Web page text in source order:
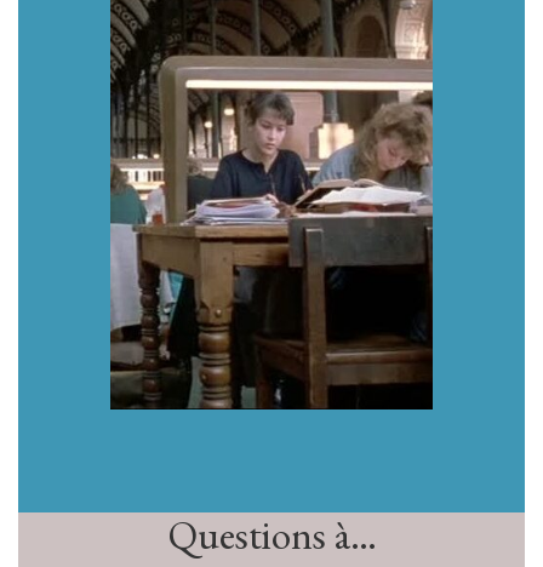
Questions à…